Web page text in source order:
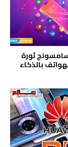
ثورة
بالذكاء